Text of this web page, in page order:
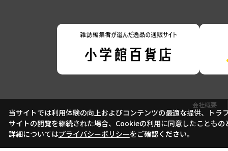
会社概要
当サイトでは利用体験の向上およびコンテンツの最適な提供、ト
サイトの閲覧を継続された場合、Cookieの利用に同意したこともの
詳細についてはプライバシーポリシーをご確認ください。